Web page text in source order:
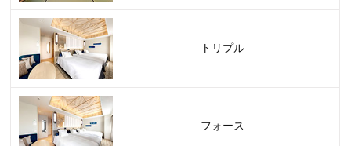
トリプル
フォース